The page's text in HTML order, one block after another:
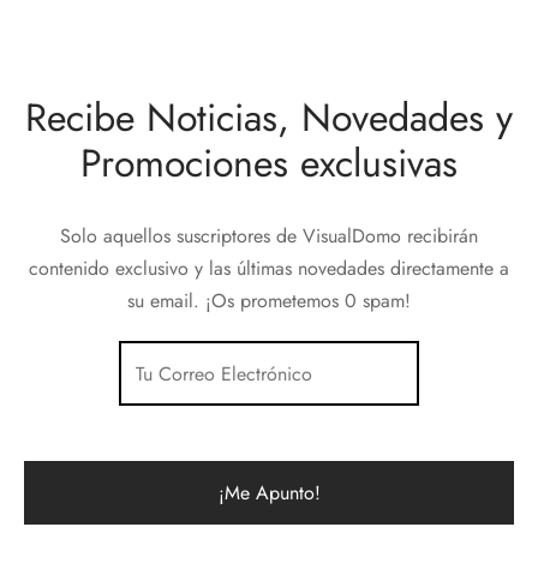
Recibe Noticias, Novedades y
Promociones exclusivas
Solo aquellos suscriptores de VisualDomo recibirán
contenido exclusivo y las últimas novedades directamente a
su email. ¡Os prometemos 0 spam!